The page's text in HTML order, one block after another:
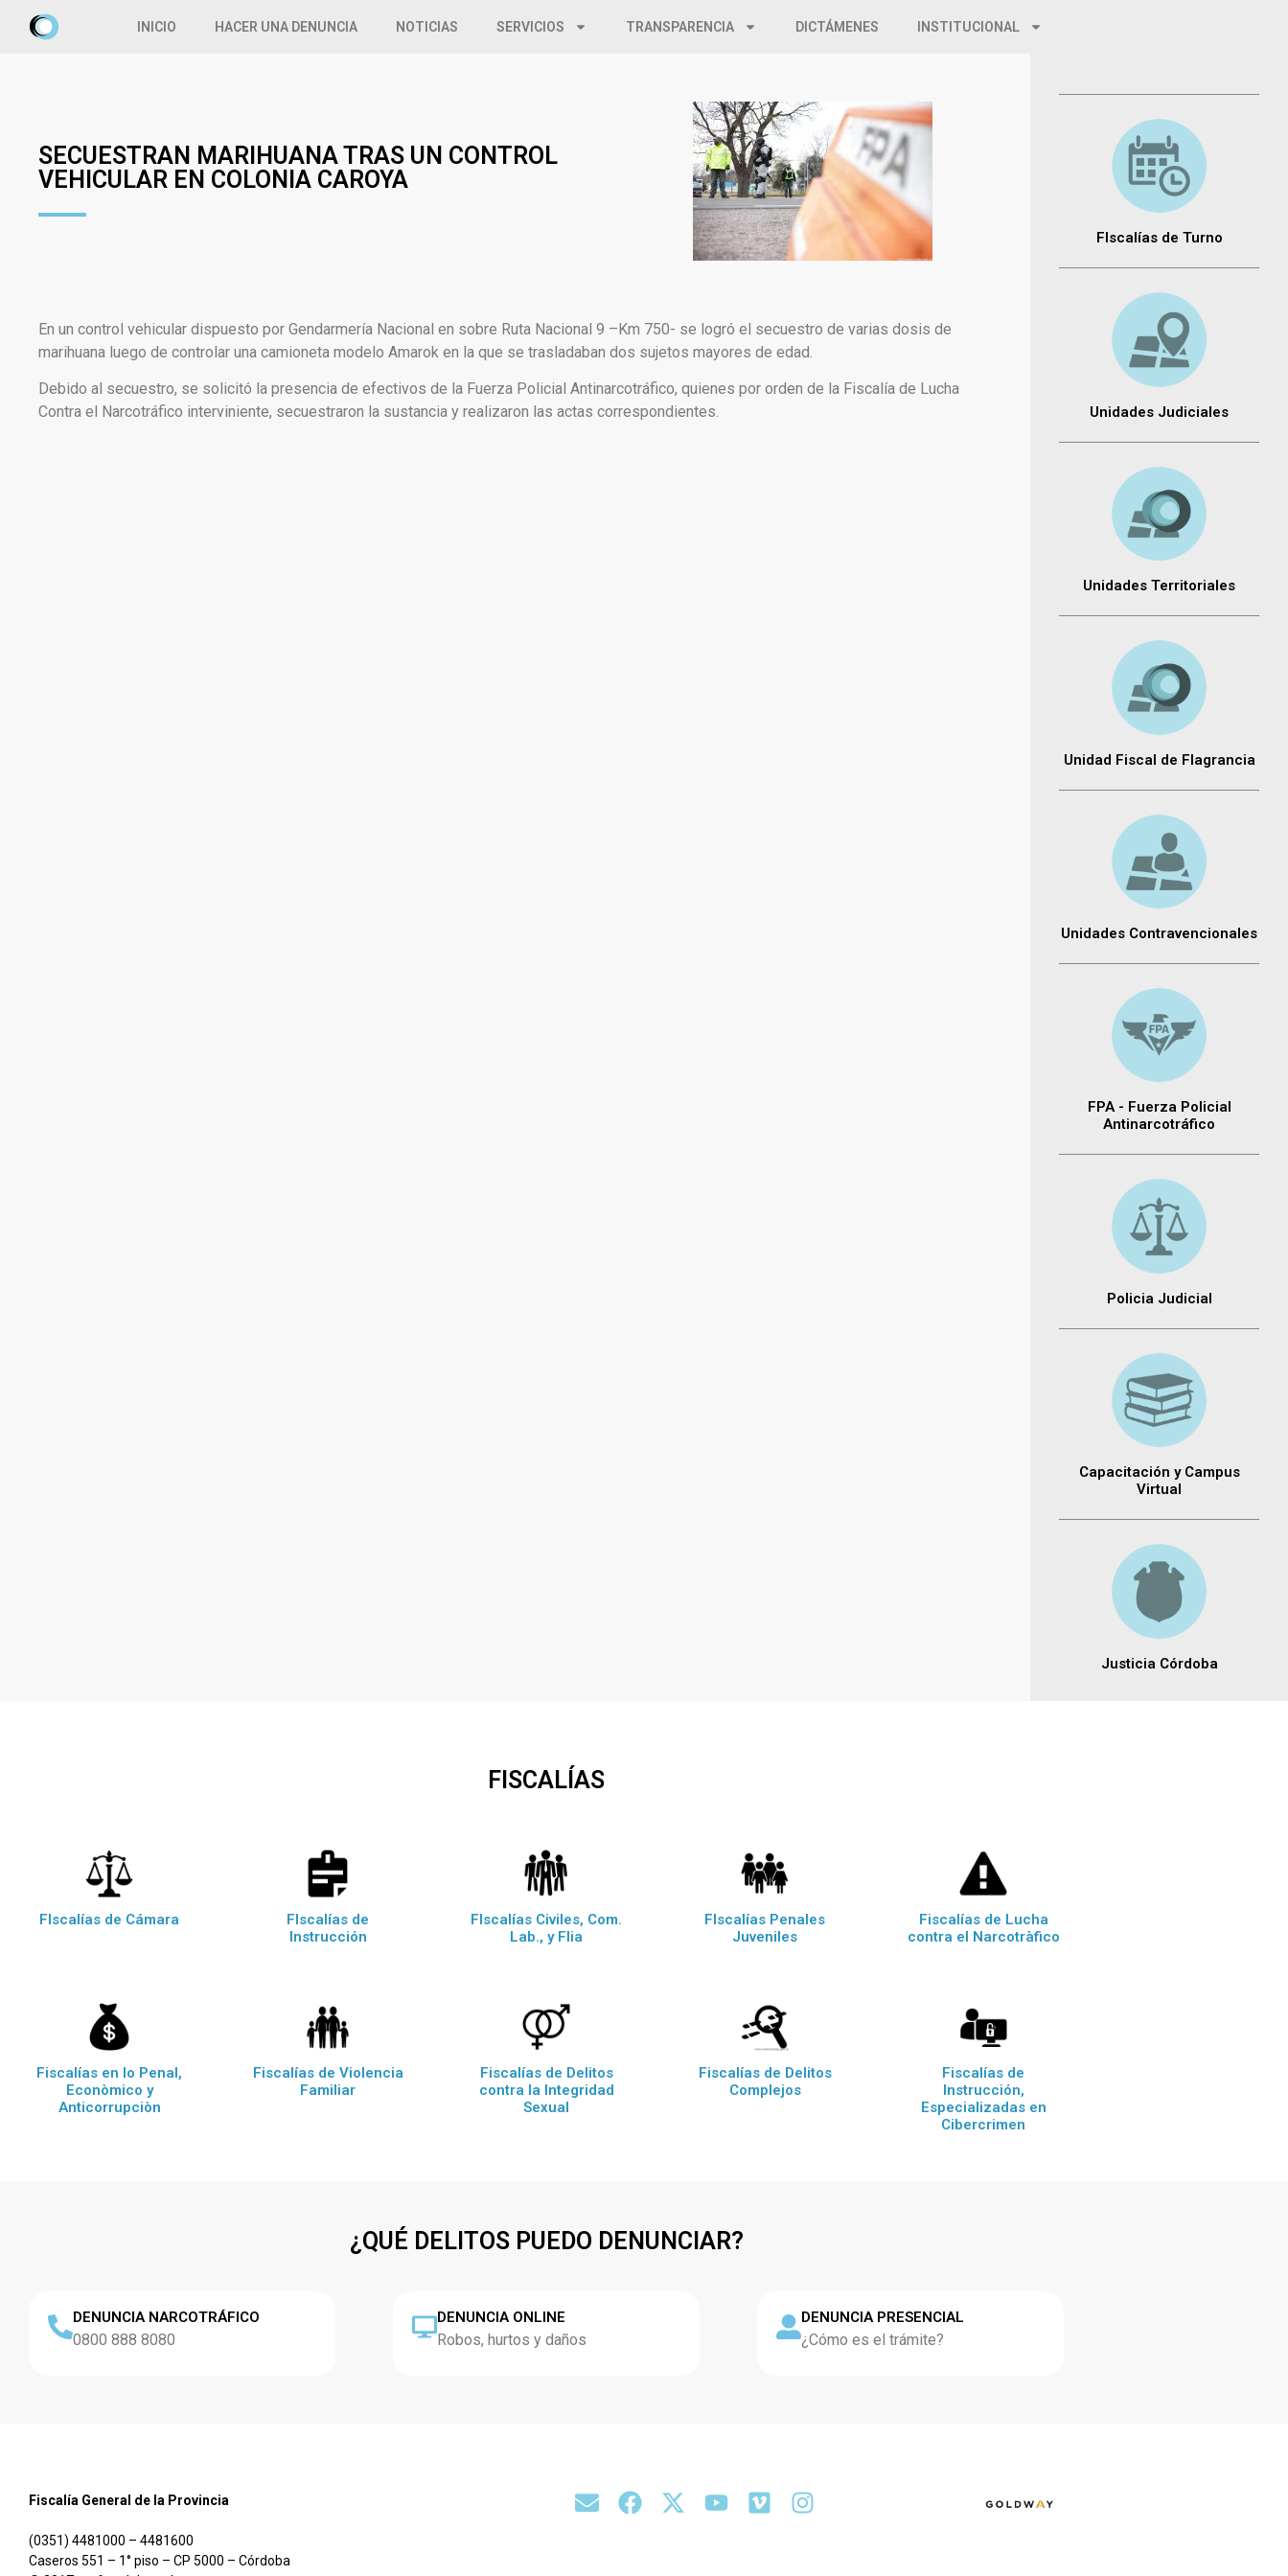
INICIO HACER UNA DENUNCIA NOTICIAS SERVICIOS TRANSPARENCIA DICTÁMENES INSTITUCIONAL
SECUESTRAN MARIHUANA TRAS UN CONTROL
VEHICULAR EN COLONIA CAROYA
En un control vehicular dispuesto por Gendarmería Nacional en sobre Ruta Nacional 9 –Km 750- se logró el secuestro de varias dosis de
marihuana luego de controlar una camioneta modelo Amarok en la que se trasladaban dos sujetos mayores de edad.
Debido al secuestro, se solicitó la presencia de efectivos de la Fuerza Policial Antinarcotráfico, quienes por orden de la Fiscalía de Lucha
Contra el Narcotráfico interviniente, secuestraron la sustancia y realizaron las actas correspondientes.
FIscalías de Turno
Unidades Judiciales
Unidades Territoriales
Unidad Fiscal de Flagrancia
Unidades Contravencionales
FPA - Fuerza Policial
Antinarcotráfico
Policia Judicial
Capacitación y Campus
Virtual
Justicia Córdoba
FISCALÍAS
FIscalías de Cámara
FIscalías de
Instrucción
FIscalías Civiles, Com.
Lab., y Flia
FIscalías Penales
Juveniles
Fiscalías de Lucha
contra el Narcotràfico
Fiscalías en lo Penal,
Econòmico y
Anticorrupciòn
Fiscalías de Violencia
Familiar
Fiscalías de Delitos
contra la Integridad
Sexual
Fiscalías de Delitos
Complejos
Fiscalías de
Instrucción,
Especializadas en
Cibercrimen
¿QUÉ DELITOS PUEDO DENUNCIAR?
DENUNCIA NARCOTRÁFICO
0800 888 8080
DENUNCIA ONLINE
Robos, hurtos y daños
DENUNCIA PRESENCIAL
¿Cómo es el trámite?
Fiscalía General de la Provincia
(0351) 4481000 – 4481600
Caseros 551 – 1° piso – CP 5000 – Córdoba